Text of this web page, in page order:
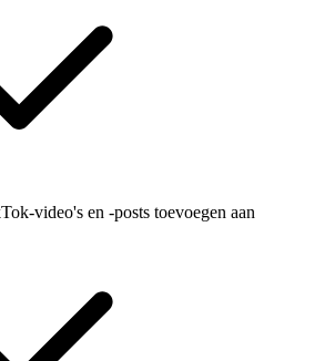
video's en -posts toevoegen aan